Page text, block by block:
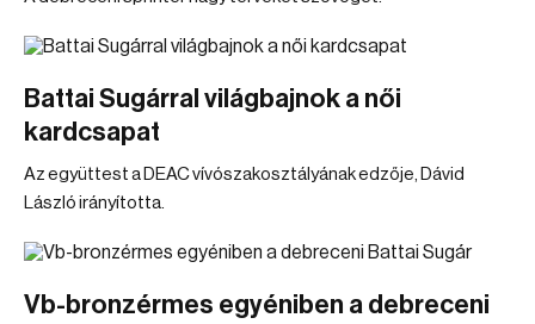
Battai Sugárral világbajnok a női
kardcsapat
Az együttest a DEAC vívószakosztályának edzője, Dávid
László irányította.
Vb-bronzérmes egyéniben a debreceni